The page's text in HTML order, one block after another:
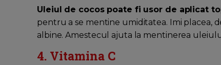
Uleiul de cocos poate fi usor de aplicat
pentru a se mentine umiditatea. Imi placea,
albine. Amestecul ajuta la mentinerea
4. Vitamina C